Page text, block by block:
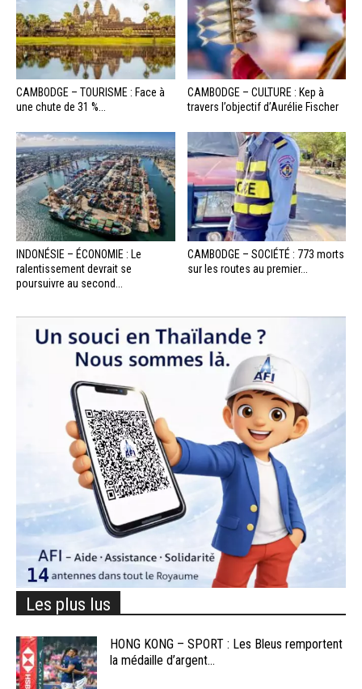
CAMBODGE – TOURISME : Face à
une chute de 31 %...
CAMBODGE – CULTURE : Kep à
travers l’objectif d’Aurélie Fischer
INDONÉSIE – ÉCONOMIE : Le
ralentissement devrait se
poursuivre au second...
CAMBODGE – SOCIÉTÉ : 773 morts
sur les routes au premier...
Les plus lus
HONG KONG – SPORT : Les Bleus remportent
la médaille d’argent...